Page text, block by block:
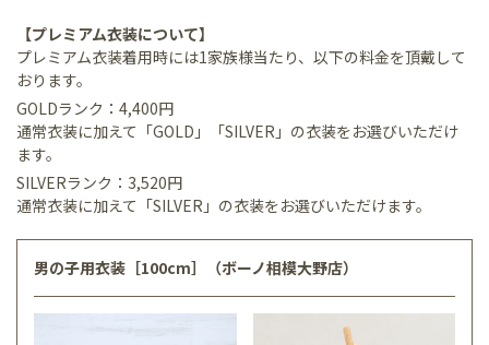
【プレミアム衣装について】
プレミアム衣装着用時には1家族様当たり、以下の料金を頂戴して
おります。
GOLDランク：4,400円
通常衣装に加えて「GOLD」「SILVER」の衣装をお選びいただけ
ます。
SILVERランク：3,520円
通常衣装に加えて「SILVER」の衣装をお選びいただけます。
男の子用衣装［100cm］（ボーノ相模大野店）